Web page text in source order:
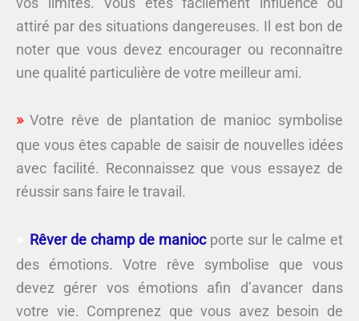
attiré par des situations dangereuses. Il est bon de
noter que vous devez encourager ou reconnaître
une qualité particulière de votre meilleur ami.
Votre rêve de plantation de manioc symbolise
que vous êtes capable de saisir de nouvelles idées
avec facilité. Reconnaissez que vous essayez de
réussir sans faire le travail.
Rêver de champ de maniocporte sur le calme et
des émotions. Votre rêve symbolise que vous
devez gérer vos émotions afin d’avancer dans
votre vie. Comprenez que vous avez besoin de